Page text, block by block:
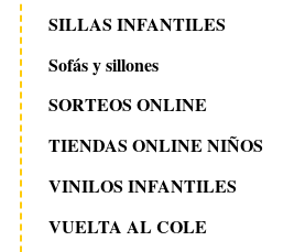
SILLAS INFANTILES
Sofás y sillones
SORTEOS ONLINE
TIENDAS ONLINE NIÑOS
VINILOS INFANTILES
VUELTA AL COLE